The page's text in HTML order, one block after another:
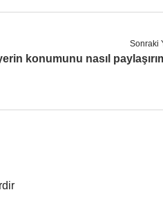
Sonraki
konumunu nasıl